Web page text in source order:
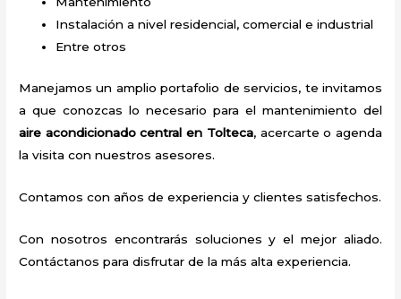
Instalación a nivel residencial, comercial e industrial
Entre otros
Manejamos un amplio portafolio de servicios, te invitamos
a que conozcas lo necesario para el mantenimiento del
aire acondicionado central en Tolteca, acercarte o agenda
la visita con nuestros asesores.
Contamos con años de experiencia y clientes satisfechos.
Con nosotros encontrarás soluciones y el mejor aliado.
Contáctanos para disfrutar de la más alta experiencia.